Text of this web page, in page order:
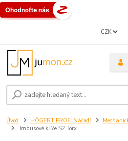
CZK
Úvod HÖGERT PROFI Nářadí
Imbusové klíče S2 Torx